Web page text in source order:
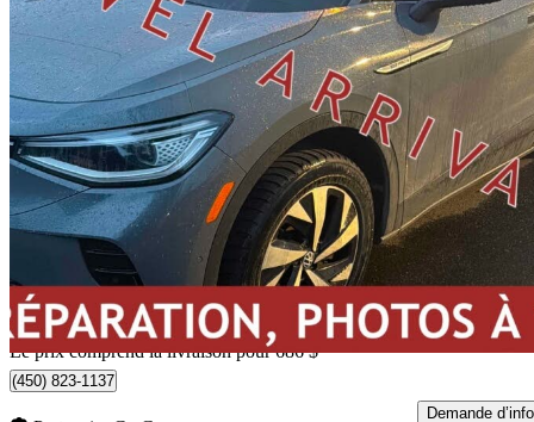
2023 Volkswagen ID.4
Pro S AWD 89 260 km
31 676 $ Affaire
556 $/mois env.
Livraison à domicile de Saint-Jérôme, QC
Le prix comprend la livraison pour 686 $
(450) 823-1137
Demande d’info